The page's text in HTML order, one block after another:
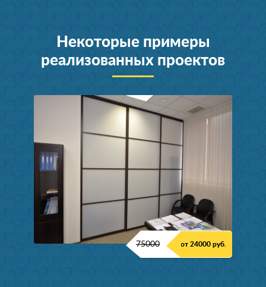
Некоторые примеры
реализованных проектов
75000 от 24000 руб.